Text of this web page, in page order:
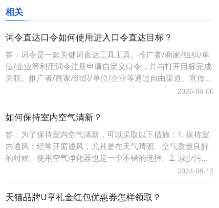
相关
词令直达口令如何使用进入口令直达目标？
答：词令是一款关键词直达工具工具。推广者/商家/组织/单
位/企业等利用词令注册申请自定义口令，并与打开目标完成
关联。推广者/商家/组织/单位/企业等通过自由渠道、宣传推
广、分享传播等方式将生成词令推广口令让用户记住、使用
打开目标落地页面，实现快捷直达、便捷操作的目的，有利
用用户快速进入推广口令关联的目标页面。词令直达口令如
何使用进入口令直达目标？1、当您是一名「
2026-04-06
如何保持室内空气清新？
答：为了保持室内空气清新，可以采取以下措施：1. 保持室
内通风：经常开窗通风，尤其是在天气晴朗、空气质量良好
的时候。使用空气净化器也是一个不错的选择。2. 减少污染
源：尽量避免在室内吸烟、烧香、烹饪时使用油烟机、使用
化学清洁剂等可能产生有害气体的活动。3. 植物净化：摆放
一些能够吸收有害气体的植物，如绿萝、吊兰、芦荟等，它
们能够有效净化空气。4. 定期清洁：定期
2024-08-12
天猫品牌U享礼金红包优惠券怎样领取？